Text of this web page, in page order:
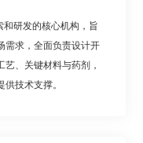
研发的核心机构，旨
需求，全面负责设计开
、关键材料与药剂，
技术支撑。